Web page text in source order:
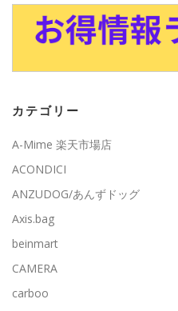
カテゴリー
A-Mime 楽天市場店
ACONDICI
ANZUDOG/あんずドッグ
Axis.bag
beinmart
CAMERA
carboo